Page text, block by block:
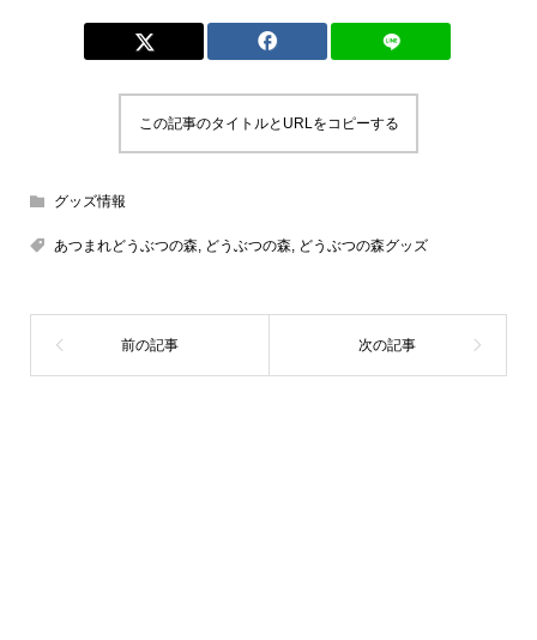
この記事のタイトルとURLをコピーする
グッズ情報
あつまれどうぶつの森, どうぶつの森, どうぶつの森グッズ